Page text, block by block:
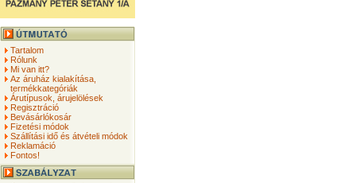
Tartalom
Rólunk
Mi van itt?
Az áruház kialakítása,
termékkategóriák
Árutípusok, árujelölések
Regisztráció
Bevásárlókosár
Fizetési módok
Szállítási idő és átvételi módok
Reklamáció
Fontos!